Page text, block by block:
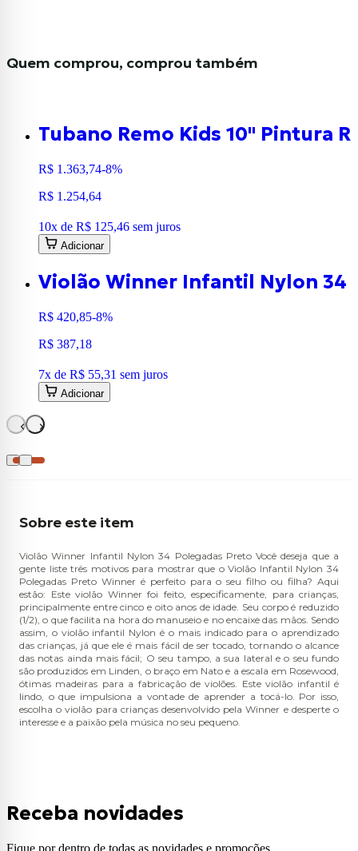
Quem comprou, comprou também
Tubano Remo Kids 10" Pintura
R$ 1.363,74-8%
R$ 1.254,64
10x de R$ 125,46 sem juros
Adicionar
Violão Winner Infantil Nylon 34
R$ 420,85-8%
R$ 387,18
7x de R$ 55,31 sem juros
Adicionar
Sobre este item
Violão Winner Infantil Nylon 34 Polegadas Preto Você deseja que a
gente liste três motivos para mostrar que o Violão Infantil Nylon 34
Polegadas Preto Winner é perfeito para o seu filho ou filha? Aqui
estão: Este violão Winner foi feito, especificamente, para crianças,
principalmente entre cinco e oito anos de idade. Seu corpo é reduzido
(1/2), o que facilita na hora do manuseio e no encaixe das mãos. Sendo
assim, o violão infantil Nylon é o mais indicado para o aprendizado
das crianças, já que ele é mais fácil de ser tocado, tornando o alcance
das notas ainda mais fácil; O seu tampo, a sua lateral e o seu fundo
são produzidos em Linden, o braço em Nato e a escala em Rosewood,
ótimas madeiras para a fabricação de violões. Este violão infantil é
lindo, o que impulsiona a vontade de aprender a tocá-lo. Por isso,
escolha o violão para crianças desenvolvido pela Winner e desperte o
interesse e a paixão pela música no seu pequeno.
Receba novidades